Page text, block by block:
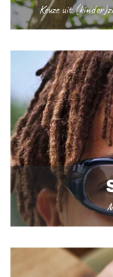
Keuze uit